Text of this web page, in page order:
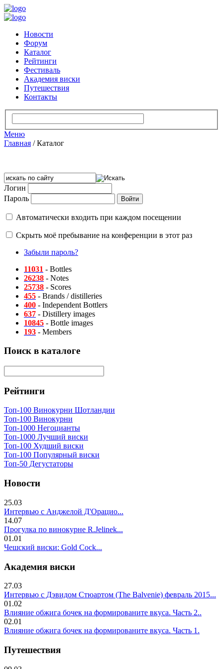
Новости
Форум
Каталог
Рейтинги
Фестиваль
Академия виски
Путешествия
Контакты
Меню
Главная /Каталог
Логин
Пароль
Автоматически входить при каждом посещении
Скрыть моё пребывание на конференции в этот раз
Забыли пароль?
11031 - Bottles
26238 - Notes
25738 - Scores
455 - Brands / distilleries
400 - Independent Bottlers
637 - Distillery images
10845 - Bottle images
193 - Members
Поиск в каталоге
Рейтинги
Топ-100 Винокурни Шотландии
Топ-100 Винокурни
Топ-1000 Негоцианты
Топ-1000 Лучший виски
Топ-100 Худший виски
Топ-100 Популярный виски
Топ-50 Дегустаторы
Новости
25.03
Интервью с Анджелой Д'Орацио...
14.07
Прогулка по винокурне R.Jelinek...
01.01
Чешский виски: Gold Cock...
Академия виски
27.03
Интервью с Дэвидом Стюартом (The Balvenie) февраль 2015...
01.02
Влияние обжига бочек на формированите вкуса. Часть 2..
02.01
Влияние обжига бочек на формированите вкуса. Часть 1.
Путешествия